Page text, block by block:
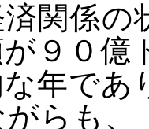
済関係
９０
な年で
らも